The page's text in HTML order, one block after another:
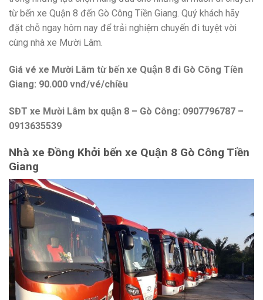
từ bến xe Quận 8 đến Gò Công Tiền Giang. Quý khách hãy
đặt chỗ ngay hôm nay để trải nghiệm chuyến đi tuyệt vời
cùng nhà xe Mười Lâm.
Giá vé xe Mười Lâm từ bến xe Quận 8 đi Gò Công Tiền
Giang: 90.000 vnđ/vé/chiều
SĐT xe Mười Lâm bx quận 8 – Gò Công: 0907796787 –
0913635539
Nhà xe Đồng Khởi bến xe Quận 8 Gò Công Tiền
Giang